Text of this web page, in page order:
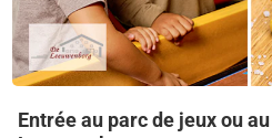
Entrée au parc de jeux ou